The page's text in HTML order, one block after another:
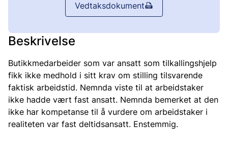
Vedtaksdokument
Beskrivelse
Butikkmedarbeider som var ansatt som tilkallingshjelp
fikk ikke medhold i sitt krav om stilling tilsvarende
faktisk arbeidstid. Nemnda viste til at arbeidstaker
ikke hadde vært fast ansatt. Nemnda bemerket at den
ikke har kompetanse til å vurdere om arbeidstaker i
realiteten var fast deltidsansatt. Enstemmig.